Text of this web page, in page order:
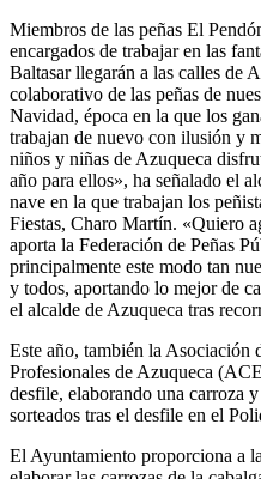
Miembros de las peñas El
encargados de trabajar en las
Baltasar llegarán a las calles de
colaborativo de las peñas de
Navidad, época en la que los
trabajan de nuevo con ilusión y
niños y niñas de Azuqueca
año para ellos», ha señalado el
nave en la que trabajan los
Fiestas, Charo Martín. «Quiero
aporta la Federación de Peñas
principalmente este modo tan
y todos, aportando lo mejor de
el alcalde de Azuqueca tras
Este año, también la Asociación
Profesionales de Azuqueca
desfile, elaborando una carroza
sorteados tras el desfile en el
El Ayuntamiento proporciona a